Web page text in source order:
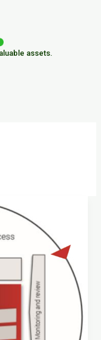
assets.